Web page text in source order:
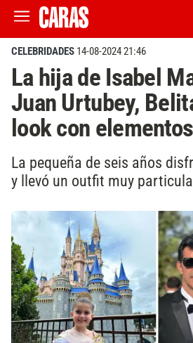
CELEBRIDADES 14-08-2024 21:46
La hija de Isabel
Juan Urtubey,
look con
La pequeña de seis años
y llevó un outfit muy